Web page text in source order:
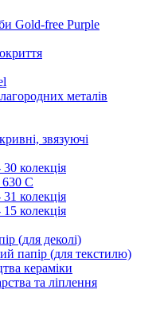
Gold-free Purple
металів
звязуючі
колекція
630 С
колекція
колекція
(для деколі)
папір (для текстилю)
кераміки
та ліплення